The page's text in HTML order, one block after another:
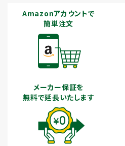
Amazonアカウントで
簡単注文
メーカー保証を
無料で延長いたします